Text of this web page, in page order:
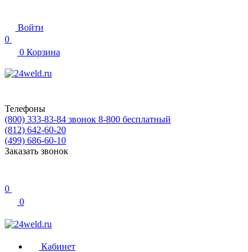
Войти
0
0 Корзина
Телефоны
(800) 333-83-84 звонок 8-800 бесплатный
(812) 642-60-20
(499) 686-60-10
Заказать звонок
0
0
Кабинет